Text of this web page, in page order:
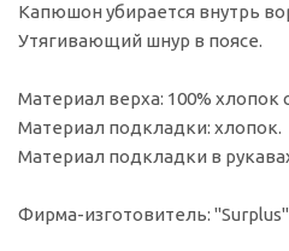
Капюшон убирается внутрь
Утягивающий шнур в поясе.
Материал верха: 100% хлопок
Материал подкладки: хлопок.
Материал подкладки в
Фирма-изготовитель: